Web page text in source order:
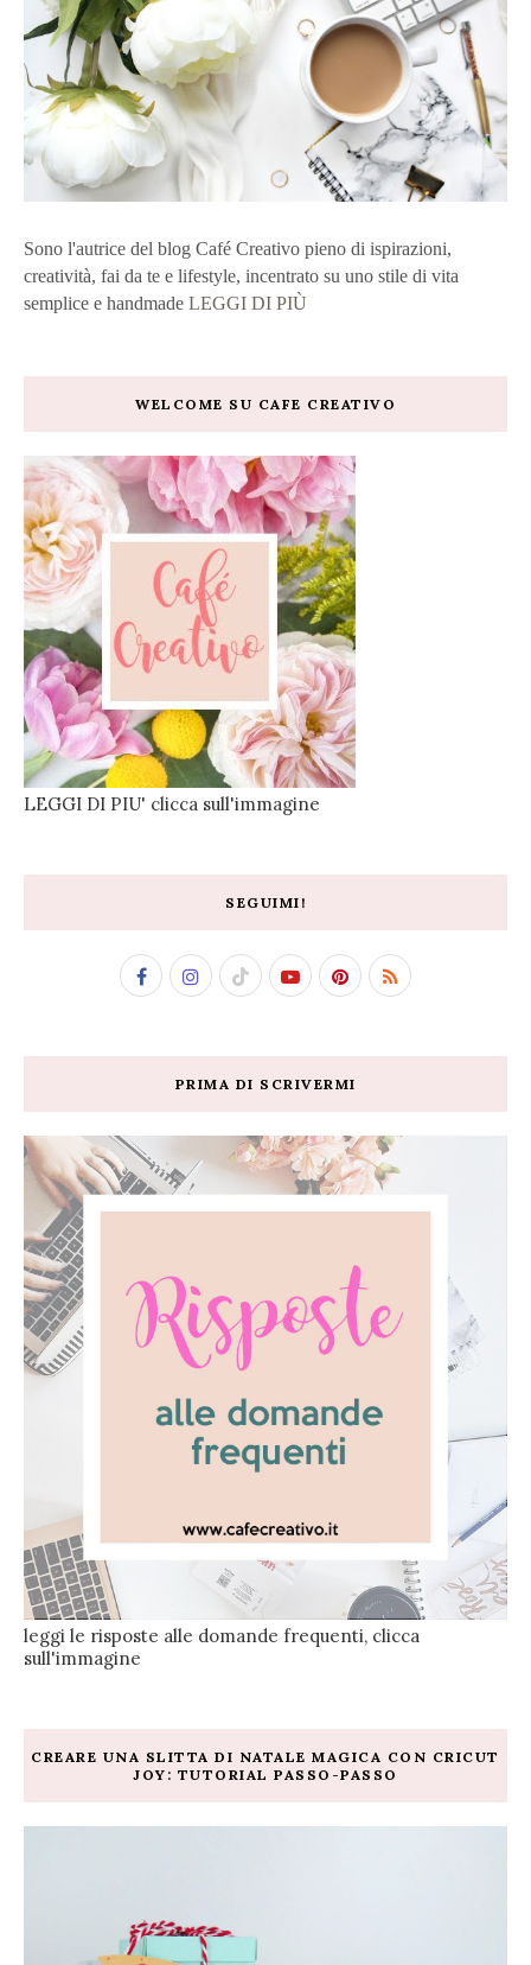
Sono l'autrice del blog Café Creativo pieno di ispirazioni,
creatività, fai da te e lifestyle, incentrato su uno stile di vita
semplice e handmade LEGGI DI PIÙ
WELCOME SU CAFE CREATIVO
LEGGI DI PIU' clicca sull'immagine
SEGUIMI!
PRIMA DI SCRIVERMI
leggi le risposte alle domande frequenti, clicca
sull'immagine
CREARE UNA SLITTA DI NATALE MAGICA CON CRICUT
JOY: TUTORIAL PASSO-PASSO